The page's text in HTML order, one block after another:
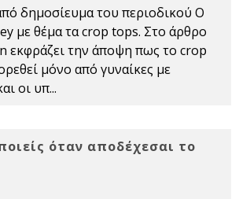
δημοσίευμα του περιοδικού O
με θέμα τα crop tops. Στο άρθρο
εκφράζει την άποψη πως το crop
μόνο από γυναίκες με
οι υπ...
όταν αποδέχεσαι το